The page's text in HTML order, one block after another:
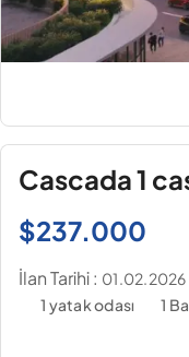
Cascada 1
$237.000
İlan Tarihi : 01.02.2026
1 yatak odası
1